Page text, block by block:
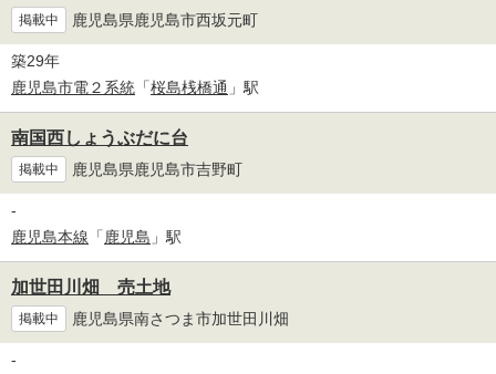
掲載中 鹿児島県鹿児島市西坂元町
築29年
鹿児島市電２系統 「桜島桟橋通 」駅
南国西しょうぶだに台
掲載中 鹿児島県鹿児島市吉野町
-
鹿児島本線 「鹿児島 」駅
加世田川畑 売土地
掲載中 鹿児島県南さつま市加世田川畑
-